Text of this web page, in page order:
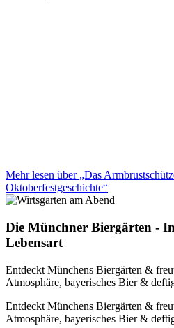
Mehr lesen über „Das
Oktoberfestgeschichte“
Die Münchner Biergärten -
Lebensart
Entdeckt Münchens Biergärten &
Atmosphäre, bayerisches Bier &
Entdeckt Münchens Biergärten &
Atmosphäre, bayerisches Bier &